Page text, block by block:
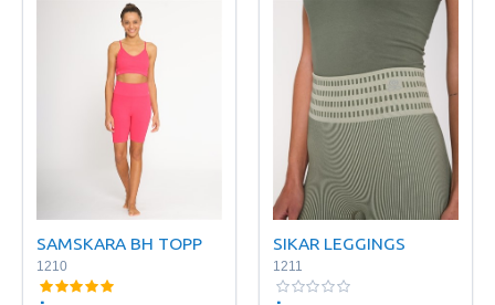
SAMSKARA BH TOPP
1210
SIKAR LEGGINGS
1211